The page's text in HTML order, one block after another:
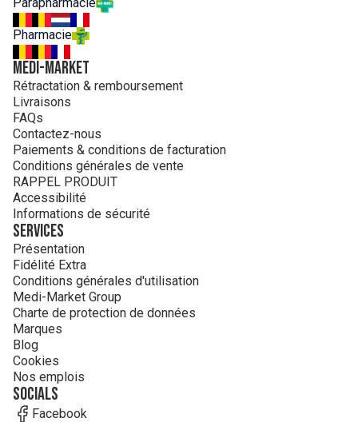
Pharmacie
MEDI-MARKET
Rétractation & remboursement
Livraisons
FAQs
Contactez-nous
Paiements & conditions de facturation
Conditions générales de vente
RAPPEL PRODUIT
Accessibilité
Informations de sécurité
Services
Présentation
Fidélité Extra
Conditions générales d'utilisation
Medi-Market Group
Charte de protection de données
Marques
Blog
Cookies
Nos emplois
Socials
Facebook